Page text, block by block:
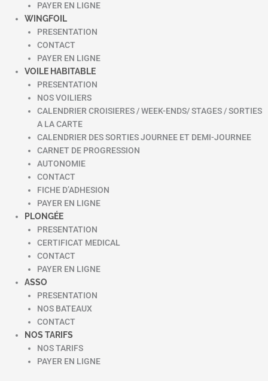
PAYER EN LIGNE
WINGFOIL
PRESENTATION
CONTACT
PAYER EN LIGNE
VOILE HABITABLE
PRESENTATION
NOS VOILIERS
CALENDRIER CROISIERES / WEEK-ENDS/ STAGES / SORTIES
A LA CARTE
CALENDRIER DES SORTIES JOURNEE ET DEMI-JOURNEE
CARNET DE PROGRESSION
AUTONOMIE
CONTACT
FICHE D’ADHESION
PAYER EN LIGNE
PLONGÉE
PRESENTATION
CERTIFICAT MEDICAL
CONTACT
PAYER EN LIGNE
ASSO
PRESENTATION
NOS BATEAUX
CONTACT
NOS TARIFS
NOS TARIFS
PAYER EN LIGNE